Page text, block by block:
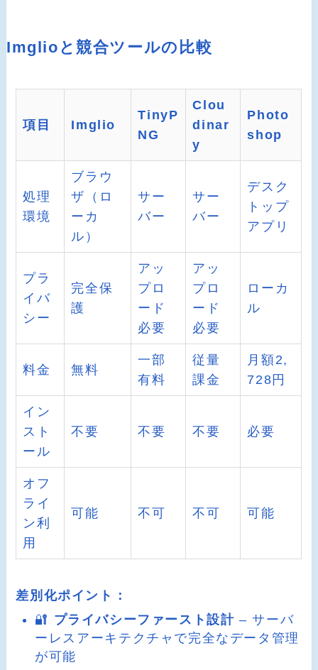
Imglioと競合ツールの比較
項目 Imglio
TinyP
NG
Clou
dinar
y
Photo
shop
処理
環境
ブラウ
ザ（ロ
ーカ
ル）
サー
バー
サー
バー
デスク
トップ
アプリ
プラ
イバ
シー
完全保
護
アッ
プロ
ード
必要
アッ
プロ
ード
必要
ローカ
ル
料金 無料
一部
有料
従量
課金
月額2,
728円
イン
スト
ール
不要 不要 不要 必要
オフ
ライ
ン利
用
可能 不可 不可 可能
差別化ポイント：
🔐 プライバシーファースト設計 – サーバ
ーレスアーキテクチャで完全なデータ管理
が可能